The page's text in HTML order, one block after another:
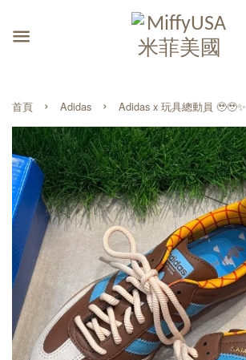
首頁 › Adidas › Adidas x 玩具總動員 🥹🥹✨